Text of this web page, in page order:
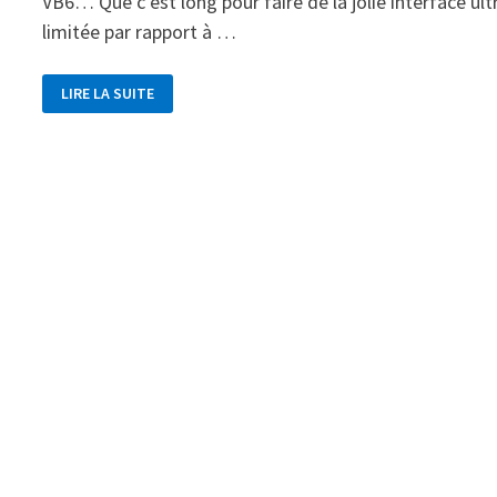
limitée par rapport à …
C’ÉTAIT
AVANT.
LIRE LA SUITE